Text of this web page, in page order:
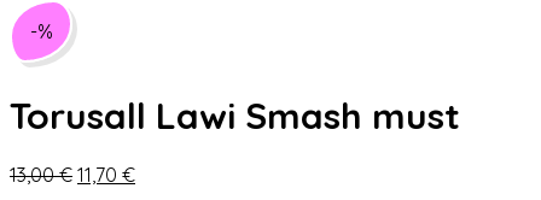
-%
Torusall Lawi Smash must
13,00€ Algne
11,70 €Praegune